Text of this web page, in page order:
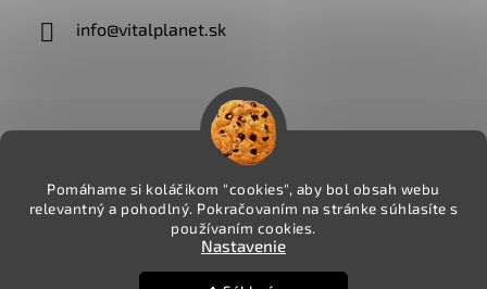
Pomáhame si koláčikom "cookies", aby bol obsah webu
relevantný a pohodlný. Pokračovaním na stránke súhlasíte s
používaním cookies.
Nastavenie
info@vitalplanet.sk